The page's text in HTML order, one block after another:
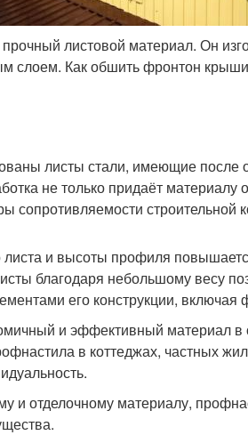
листовой материал. Он
слоем. Как обшить фронтон
листы стали, имеющие
не только придаёт
сопротивляемости строительной
и высоты профиля
благодаря небольшому весу
его конструкции, включая
и эффективный материал в
в коттеджах, частных
и отделочному материалу,